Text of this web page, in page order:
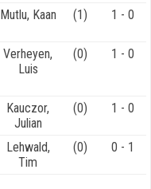
Mutlu, Kaan (1) 1 - 0
Verheyen,
Luis
(0) 1 - 0
Kauczor,
Julian
(0) 1 - 0
Lehwald,
Tim
(0) 0 - 1